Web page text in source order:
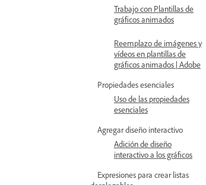
Trabajo con Plantillas de
gráficos animados
Reemplazo de imágenes y
vídeos en plantillas de
gráficos animados | Adobe
Propiedades esenciales
Uso de las propiedades
esenciales
Agregar diseño interactivo
Adición de diseño
interactivo a los gráficos
Expresiones para crear listas